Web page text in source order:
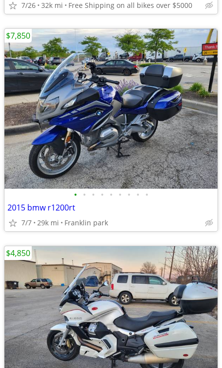
7/26 32k mi Free Shipping on all bikes over $5000
• • • • • • • • •
2015 bmw r1200rt
7/7 29k mi Franklin park
$7,850
$4,850